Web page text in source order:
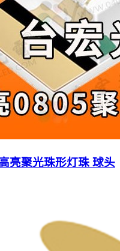
亮聚光珠形灯珠 球头